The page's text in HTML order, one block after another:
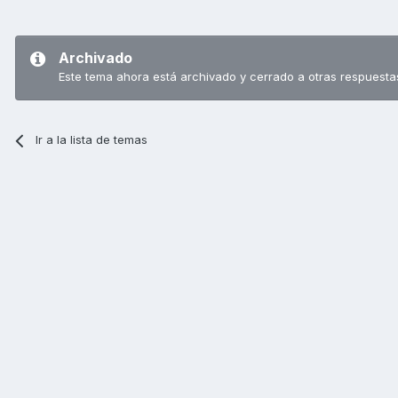
Archivado
Este tema ahora está archivado y cerrado a otras
Ir a la lista de temas